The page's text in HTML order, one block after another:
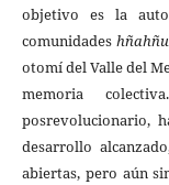
objetivo es la
comunidades
otomí del Valle del
memoria
posrevolucionario,
desarrollo
abiertas, pero aún